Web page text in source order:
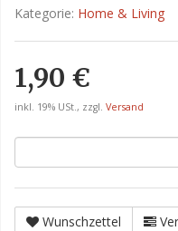
Kategorie: Home & Living
1,90 €
inkl. 19% USt., zzgl. Versand
Wunschzettel